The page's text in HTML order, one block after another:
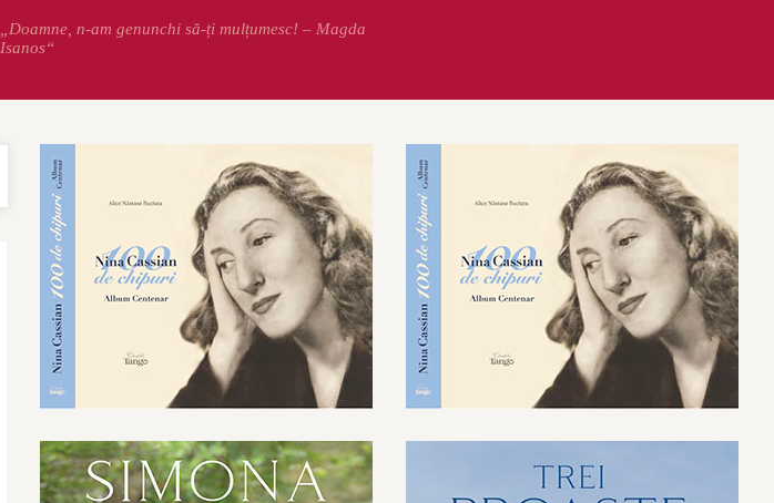
„Doamne, n-am genunchi să-ți mulțumesc! – Magda
Isanos“